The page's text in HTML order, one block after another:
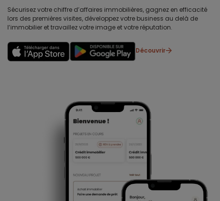
Sécurisez votre chiffre d’affaires immobilières, gagnez en efficacité
lors des premières visites, développez votre business au delà de
l’immobilier et travaillez votre image et votre réputation.
Découvrir